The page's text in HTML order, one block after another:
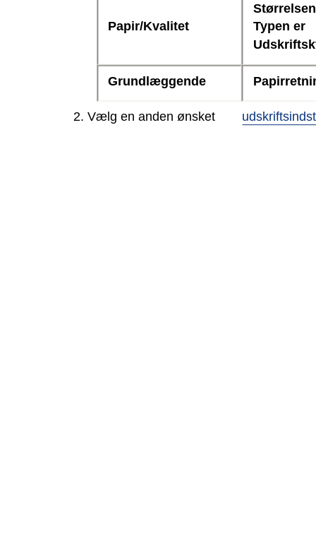
Papir/Kvalitet
Typen er
Grundlæggende
2. Vælg en anden ønsket